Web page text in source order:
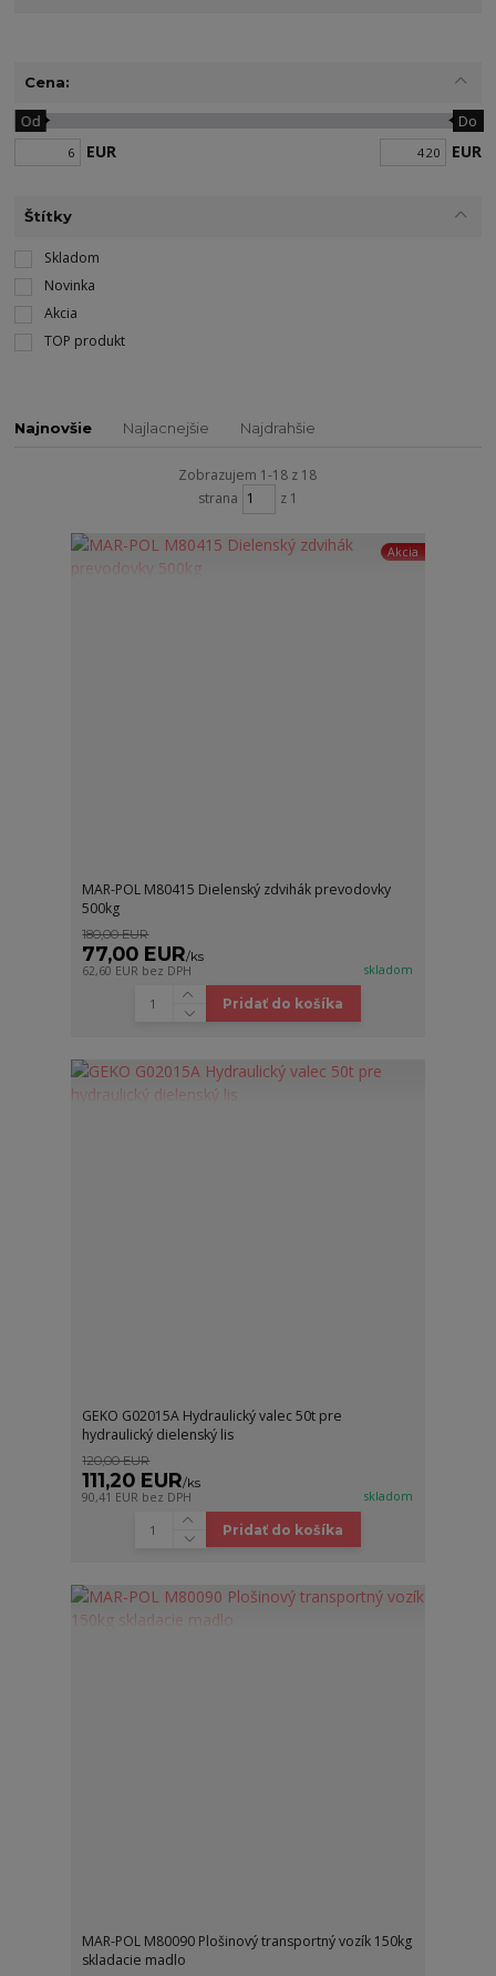
Cena:
EUR
Od Do
EUR
Štítky
Skladom
Novinka
Akcia
TOP produkt
Najnovšie Najlacnejšie Najdrahšie
Zobrazujem 1-18 z 18
strana
z 1
Akcia
MAR-POL M80415 Dielenský zdvihák prevodovky
500kg
180,00 EUR
77,00 EUR/ks
62,60 EUR bez DPH skladom
Pridať do košíka
GEKO G02015A Hydraulický valec 50t pre
hydraulický dielenský lis
120,00 EUR
111,20 EUR/ks
90,41 EUR bez DPH skladom
Pridať do košíka
MAR-POL M80090 Plošinový transportný vozík 150kg
skladacie madlo